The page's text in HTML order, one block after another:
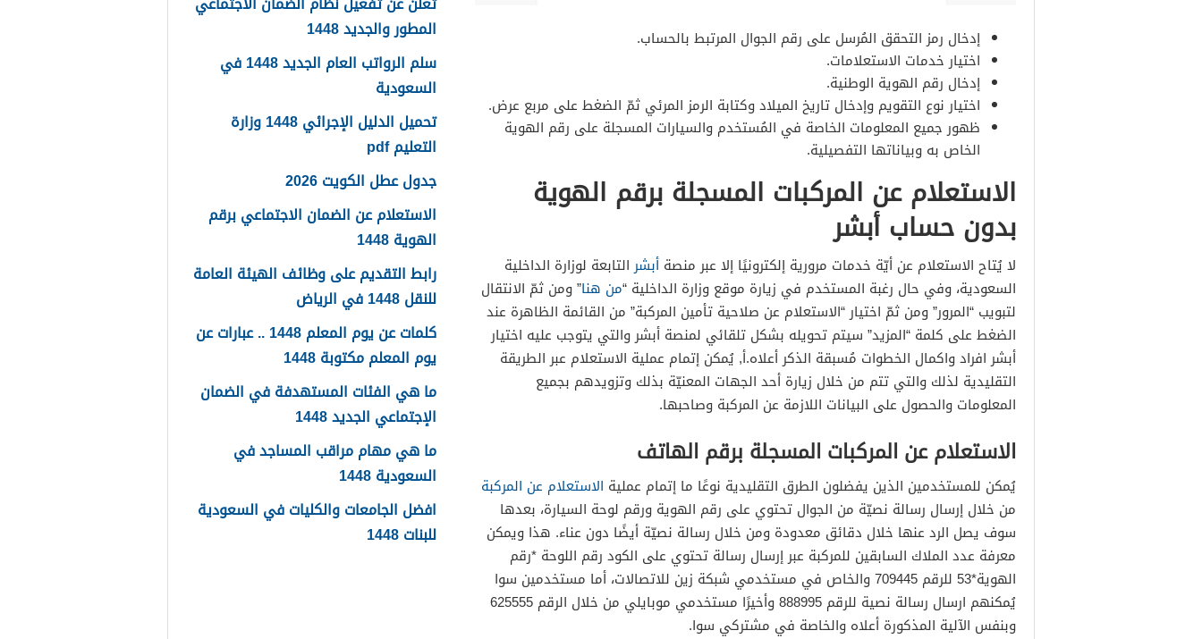
إدخال رمز التحقق المُرسل على رقم الجوال المرتبط بالحساب.
اختيار خدمات الاستعلامات.
إدخال رقم الهوية الوطنية.
اختيار نوع التقويم وإدخال تاريخ الميلاد وكتابة الرمز المرئي ثمّ الضغط على مربع عرض.
ظهور جميع المعلومات الخاصة في المُستخدم والسيارات المسجلة على رقم الهوية
الخاص به وبياناتها التفصيلية.
الاستعلام عن المركبات المسجلة برقم الهوية
بدون حساب أبشر
لا يُتاح الاستعلام عن أيّة خدمات مرورية إلكترونيًا إلا عبر منصة أبشر التابعة لوزارة الداخلية
السعودية، وفي حال رغبة المستخدم في زيارة موقع وزارة الداخلية “من هنا” ومن ثمّ الانتقال
لتبويب “المرور” ومن ثمّ اختيار “الاستعلام عن صلاحية تأمين المركبة” من القائمة الظاهرة عند
الضغط على كلمة “المزيد” سيتم تحويله بشكل تلقائي لمنصة أبشر والتي يتوجب عليه اختيار
أبشر افراد واكمال الخطوات مُسبقة الذكر أعلاه.أ, يُمكن إتمام عملية الاستعلام عبر الطريقة
التقليدية لذلك والتي تتم من خلال زيارة أحد الجهات المعنيّة بذلك وتزويدهم بجميع
المعلومات والحصول على البيانات اللازمة عن المركبة وصاحبها.
الاستعلام عن المركبات المسجلة برقم الهاتف
يُمكن للمستخدمين الذين يفضلون الطرق التقليدية نوعًا ما إتمام عملية الاستعلام عن المركبة
من خلال إرسال رسالة نصيّة من الجوال تحتوي على رقم الهوية ورقم لوحة السيارة، بعدها
سوف يصل الرد عنها خلال دقائق معدودة ومن خلال رسالة نصيّة أيضًا دون عناء. هذا ويمكن
معرفة عدد الملاك السابقين للمركبة عبر إرسال رسالة تحتوي على الكود رقم اللوحة *رقم
الهوية*53 للرقم 709445 والخاص في مستخدمي شبكة زين للاتصالات، أما مستخدمين سوا
يُمكنهم ارسال رسالة نصية للرقم 888995 وأخيرًا مستخدمي موبايلي من خلال الرقم 625555
وبنفس الآلية المذكورة أعلاه والخاصة في مشتركي سوا.
المطور والجديد 1448
سلم الرواتب العام الجديد 1448 في
السعودية
تحميل الدليل الإجرائي 1448 وزارة
التعليم pdf
جدول عطل الكويت 2026
الاستعلام عن الضمان الاجتماعي برقم
الهوية 1448
رابط التقديم على وظائف الهيئة العامة
للنقل 1448 في الرياض
كلمات عن يوم المعلم 1448 .. عبارات عن
يوم المعلم مكتوبة 1448
ما هي الفئات المستهدفة في الضمان
الإجتماعي الجديد 1448
ما هي مهام مراقب المساجد في
السعودية 1448
افضل الجامعات والكليات في السعودية
للبنات 1448